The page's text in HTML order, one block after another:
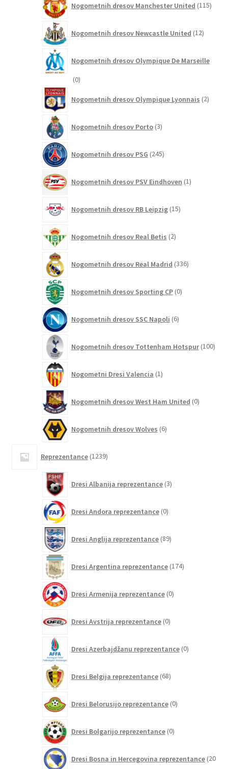
Nogometnih dresov Manchester United 115
Nogometnih dresov Newcastle United 12izdelkov
Nogometnih dresov Olympique De Marseille
00
Nogometnih dresov Olympique Lyonnais 2izdelka
Nogometnih dresov Porto 3izdelki
Nogometnih dresov PSG 245izdelkov
Nogometnih dresov PSV Eindhoven 1izdelek
Nogometnih dresov RB Leipzig 15izdelkov
Nogometnih dresov Real Betis 2izdelka
Nogometnih dresov Real Madrid 336izdelkov
Nogometnih dresov Sporting CP 0izdelkov
Nogometnih dresov SSC Napoli 6izdelkov
Nogometnih dresov Tottenham Hotspur 100
Nogometni Dresi Valencia 1izdelek
Nogometnih dresov West Ham United 0izdelkov
Nogometnih dresov Wolves 6izdelkov
Reprezentance 1239izdelkov
Dresi Albanija reprezentance 3izdelki
Dresi Andora reprezentance 0izdelkov
Dresi Anglija reprezentance 89izdelkov
Dresi Argentina reprezentance 174izdelkov
Dresi Armenija reprezentance 0izdelkov
Dresi Avstrija reprezentance 0izdelkov
Dresi Azerbajdžanu reprezentance 0izdelkov
Dresi Belgija reprezentance 68izdelkov
Dresi Belorusijo reprezentance 0izdelkov
Dresi Bolgarijo reprezentance 0izdelkov
Dresi Bosna in Hercegovina reprezentance 20